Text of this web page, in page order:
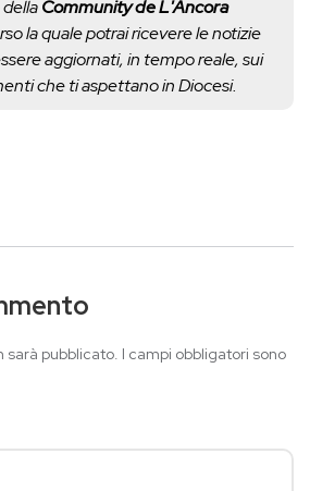
Community de L'Ancora
la quale potrai ricevere le notizie
aggiornati, in tempo reale, sui
che ti aspettano in Diocesi.
sarà pubblicato. I campi obbligatori sono